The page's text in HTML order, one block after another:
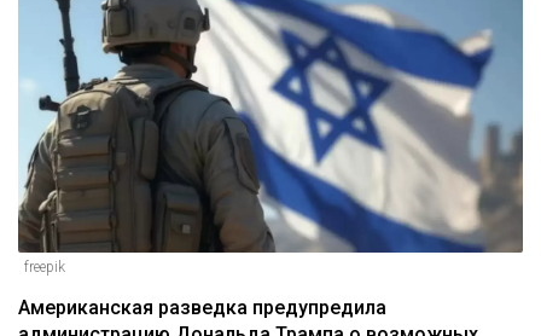
freepik
Американская разведка предупредила